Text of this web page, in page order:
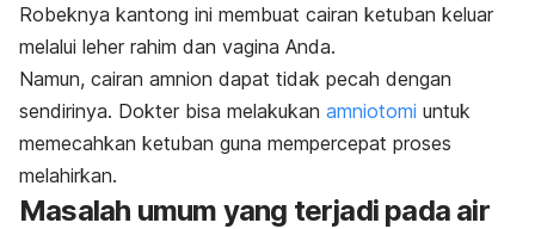
Robeknya kantong ini membuat cairan ketuban keluar
melalui leher rahim dan vagina Anda.
Namun, cairan amnion dapat tidak pecah dengan
sendirinya. Dokter bisa melakukan amniotomi untuk
memecahkan ketuban guna mempercepat proses
melahirkan.
Masalah umum yang terjadi pada air